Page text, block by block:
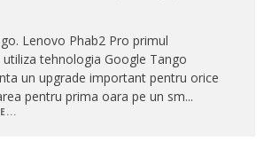
Lenovo Phab2 Pro primul
tehnologia Google Tango
un upgrade important pentru orice
pentru prima oara pe un sm...